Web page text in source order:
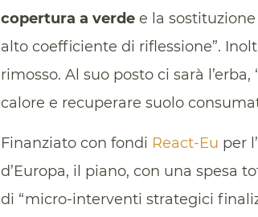
copertura a verde e la
alto coefficiente di riflessione”.
rimosso. Al suo posto ci sarà
calore e recuperare suolo
Finanziato con fondi React-Eu per
d’Europa, il piano, con una spesa
di “micro-interventi strategici